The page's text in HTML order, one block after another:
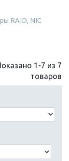
RAID, NIC
1-7 из 7
товаров